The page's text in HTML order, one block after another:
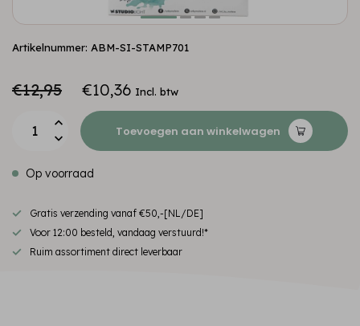
Artikelnummer: ABM-SI-STAMP701
€12,95 €10,36 Incl. btw
Toevoegen aan winkelwagen
Op voorraad
Gratis verzending vanaf €50,-[NL/DE]
Voor 12:00 besteld, vandaag verstuurd!*
Ruim assortiment direct leverbaar